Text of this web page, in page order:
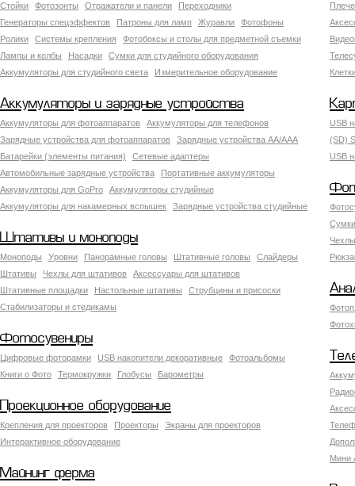
Стойки
Фотозонты Отражатели и панели
Переходники
Генераторы спецэффектов
Патроны для ламп Журавли
Фотофоны
Ролики
Системы крепления
Фотобоксы и столы для предметной съемки
Лампы и колбы
Насадки
Сумки для студийного оборудования
Аккумуляторы для студийного света
Измерительное оборудование
Аккумуляторы и зарядные устройства
Аккумуляторы для фотоаппаратов
Аккумуляторы для телефонов
Зарядные устройства для фотоаппаратов
Зарядные устройства AA/AAA
Батарейки (элементы питания)
Сетевые адаптеры
Автомобильные зарядные устройства
Портативные аккумуляторы
Аккумуляторы для GoPro
Аккумуляторы студийные
Аккумуляторы для накамерных вспышек
Зарядные устройства студийные
USB
(SD)
USB
Штативы и моноподы
Моноподы Уровни Панорамные головы Штативные головы
Слайдеры
Штативы
Чехлы для штативов
Аксессуары для штативов
Штативные площадки
Настольные штативы
Струбцины и присоски
Стабилизаторы и стедикамы
Фотосувениры
Цифровые фоторамки USB накопители декоративные
Фотоальбомы
Книги о Фото
Термокружки Глобусы Барометры
Мини
Проекционное оборудование
Крепления для проекторов Проекторы
Экраны для проекторов
Интерактивное оборудование
Майнинг ферма